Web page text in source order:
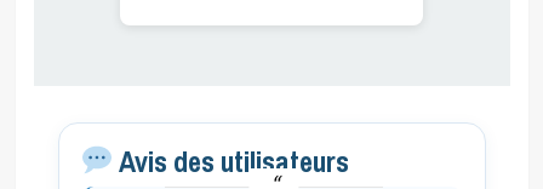
Avis des utilisateurs